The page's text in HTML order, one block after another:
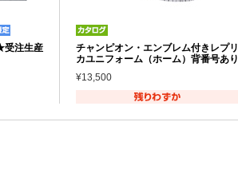
受注生産
チャンピオン・エンブレム付きレプリ
カユニフォーム（ホーム）背番号あり
¥13,500